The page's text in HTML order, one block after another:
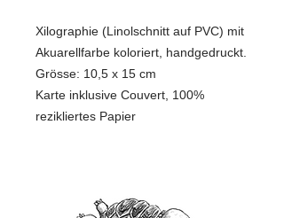
Xilographie (Linolschnitt auf PVC) mit
Akuarellfarbe koloriert, handgedruckt.
Grösse: 10,5 x 15 cm
Karte inklusive Couvert, 100%
rezikliertes Papier